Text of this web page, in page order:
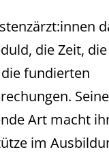
die Zeit,
fundierten
Art macht
im